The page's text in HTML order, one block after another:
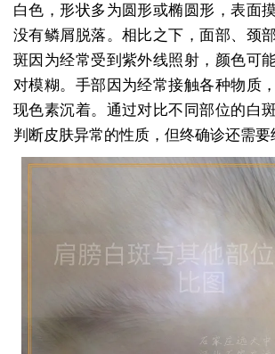
白色，形状多为圆形或椭圆形，表面
没有鳞屑脱落。相比之下，面部、颈
斑因为经常受到紫外线照射，颜色可
对模糊。手部因为经常接触各种物质
现色素沉着。通过对比不同部位的白
判断皮肤异常的性质，但终确诊还需要